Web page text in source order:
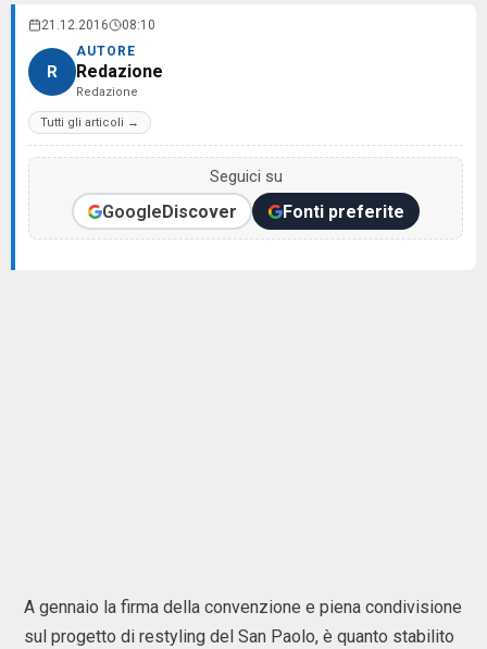
21.12.2016 08:10
R
AUTORE
Redazione
Redazione
Tutti gli articoli →
Seguici su
GoogleDiscover Fonti preferite
A gennaio la firma della convenzione e piena condivisione
sul progetto di restyling del San Paolo, è quanto stabilito